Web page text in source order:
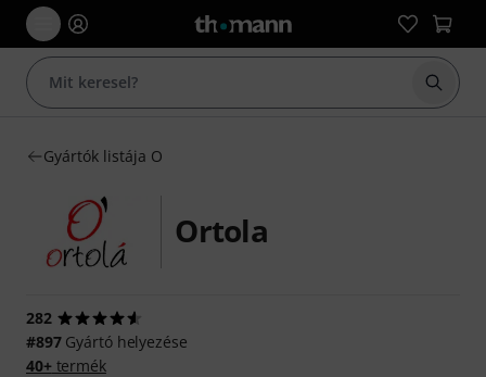
Gyártók listája O
Ortola
282
#897Gyártó helyezése
40+termék